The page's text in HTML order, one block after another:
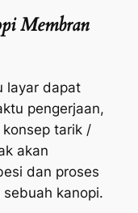
Membran
layar dapat
pengerjaan,
tarik /
akan
dan proses
kanopi.